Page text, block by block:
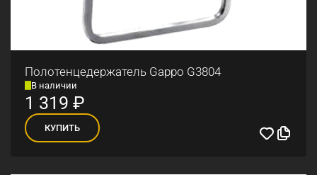
Полотенцедержатель Gappo G3804
В наличии
1 319 ₽
КУПИТЬ